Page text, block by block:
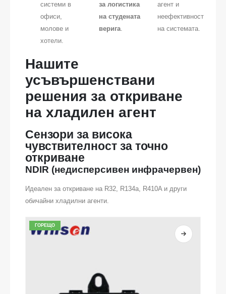
системи в
офиси,
молове и
хотели.
за логистика
на студената
верига.
агент и
неефективност
на системата.
Нашите
усъвършенствани
решения за откриване
на хладилен агент
Сензори за висока
чувствителност за точно
откриване
NDIR (недисперсивен инфрачервен)
Идеален за откриване на R32, R134a, R410A и други
обичайни хладилни агенти.
ГОРЕЩО